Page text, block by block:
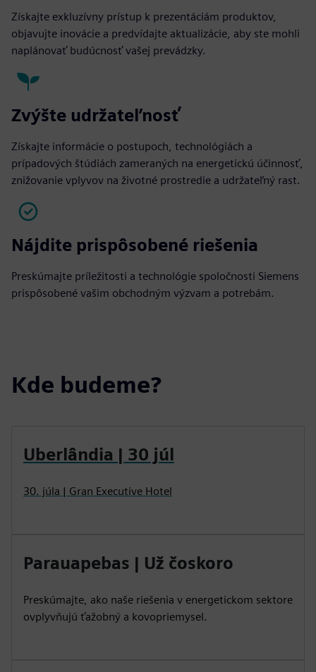
Získajte exkluzívny prístup k prezentáciám produktov,
objavujte inovácie a predvídajte aktualizácie, aby ste mohli
naplánovať budúcnosť vašej prevádzky.
Zvýšte udržateľnosť
Získajte informácie o postupoch, technológiách a
prípadových štúdiách zameraných na energetickú účinnosť,
znižovanie vplyvov na životné prostredie a udržateľný rast.
Nájdite prispôsobené riešenia
Preskúmajte príležitosti a technológie spoločnosti Siemens
prispôsobené vašim obchodným výzvam a potrebám.
Kde budeme?
Uberlândia | 30 júl
30. júla | Gran Executive Hotel
Parauapebas | Už čoskoro
Preskúmajte, ako naše riešenia v energetickom sektore
ovplyvňujú ťažobný a kovopriemysel.